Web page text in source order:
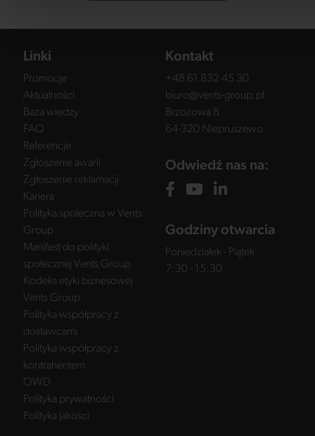
Linki
Promocje
Aktualności
Baza wiedzy
FAQ
Referencje
Zgłoszenie awarii
Zgłoszenie reklamacji
Kariera
Polityka społeczna w Vents
Group
Manifest do polityki
społecznej Vents Group
Kodeks etyki biznesowej
Vents Group
Polityka współpracy z
dostawcami
Polityka współpracy z
kontrahentem
OWD
Polityka prywatności
Polityka jakości
Kontakt
+48 61 832 45 30
biuro@vents-group.pl
Brzozowa 8
64-320 Niepruszewo
Odwiedź nas na:
Godziny otwarcia
Poniedziałek - Piątek
7:30 - 15:30